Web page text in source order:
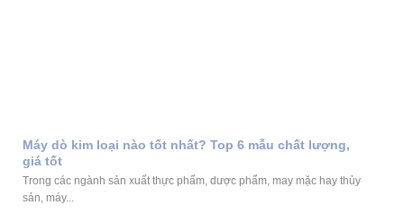
Máy dò kim loại nào tốt nhất? Top 6 mẫu chất lượng,
giá tốt
Trong các ngành sản xuất thực phẩm, dược phẩm, may mặc hay thủy
sản, máy...